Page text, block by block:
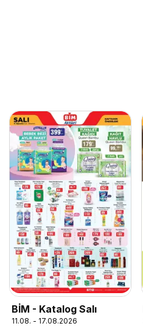
BİM - Katalog Salı
11.08. - 17.08.2026